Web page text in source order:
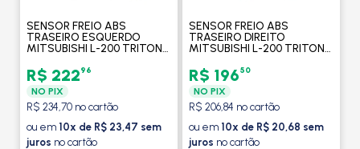
SENSOR FREIO ABS
TRASEIRO ESQUERDO
MITSUBISHI L-200 TRITON
MAXAUTO
R$ 22296
NO PIX
R$ 234,70 no cartão
ou em 10x de R$ 23,47 sem
juros no cartão
SENSOR FREIO ABS
TRASEIRO DIREITO
MITSUBISHI L-200 TRITON
MAXAUTO
R$ 19650
NO PIX
R$ 206,84 no cartão
ou em 10x de R$ 20,68 sem
juros no cartão